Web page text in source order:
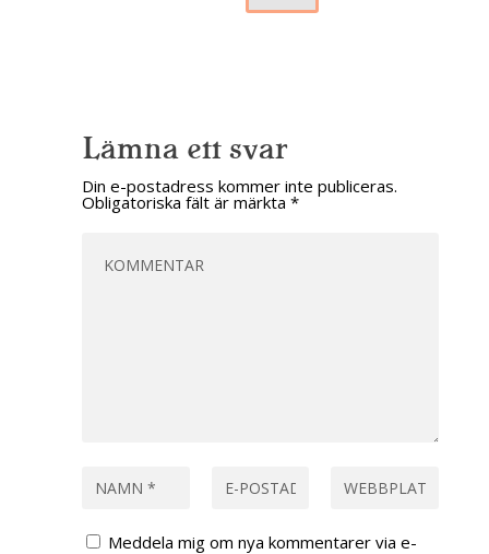
Lämna ett svar
Din e-postadress kommer inte publiceras.
Obligatoriska fält är märkta *
Meddela mig om nya kommentarer via e-